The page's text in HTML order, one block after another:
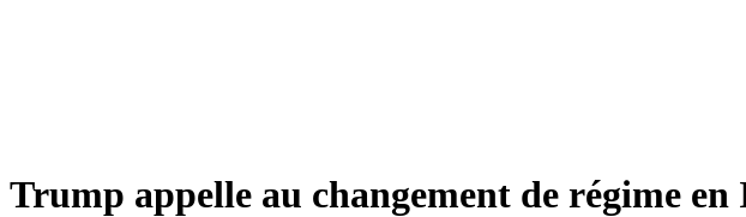
Trump appelle au changement de régime en